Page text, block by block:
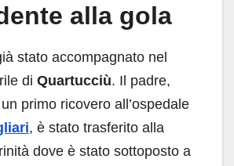
alla gola
stato accompagnato nel
di Quartucciù. Il padre,
primo ricovero all’ospedale
, è stato trasferito alla
dove è stato sottoposto a